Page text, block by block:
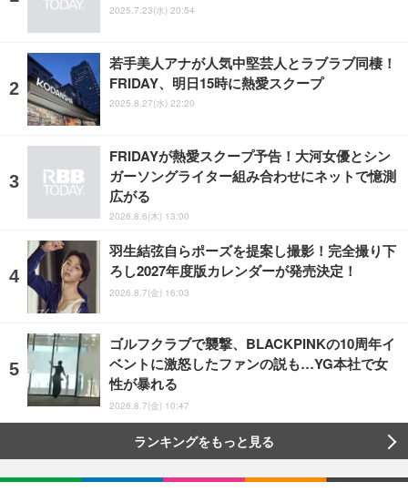
2025.7.23(水) 20:54
若手美人アナが人気中堅芸人とラブラブ同棲！
FRIDAY、明日15時に熱愛スクープ
2025.8.27(水) 22:20
FRIDAYが熱愛スクープ予告！大河女優とシン
ガーソングライター組み合わせにネットで憶測
広がる
2026.8.6(木) 13:00
羽生結弦自らポーズを提案し撮影！完全撮り下
ろし2027年度版カレンダーが発売決定！
2026.8.7(金) 16:03
ゴルフクラブで襲撃、BLACKPINKの10周年イ
ベントに激怒したファンの説も…YG本社で女
性が暴れる
2026.8.7(金) 10:47
ランキングをもっと見る